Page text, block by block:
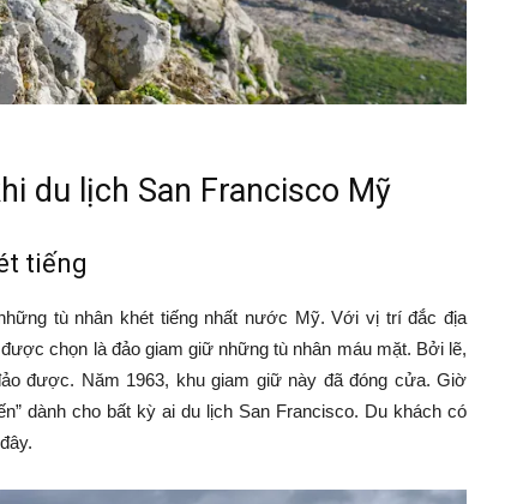
du lịch San Francisco Mỹ
tiếng
tù nhân khét tiếng nhất nước Mỹ. Với vị trí đắc địa
chọn là đảo giam giữ những tù nhân máu mặt. Bởi lẽ,
được. Năm 1963, khu giam giữ này đã đóng cửa. Giờ
dành cho bất kỳ ai du lịch San Francisco. Du khách có